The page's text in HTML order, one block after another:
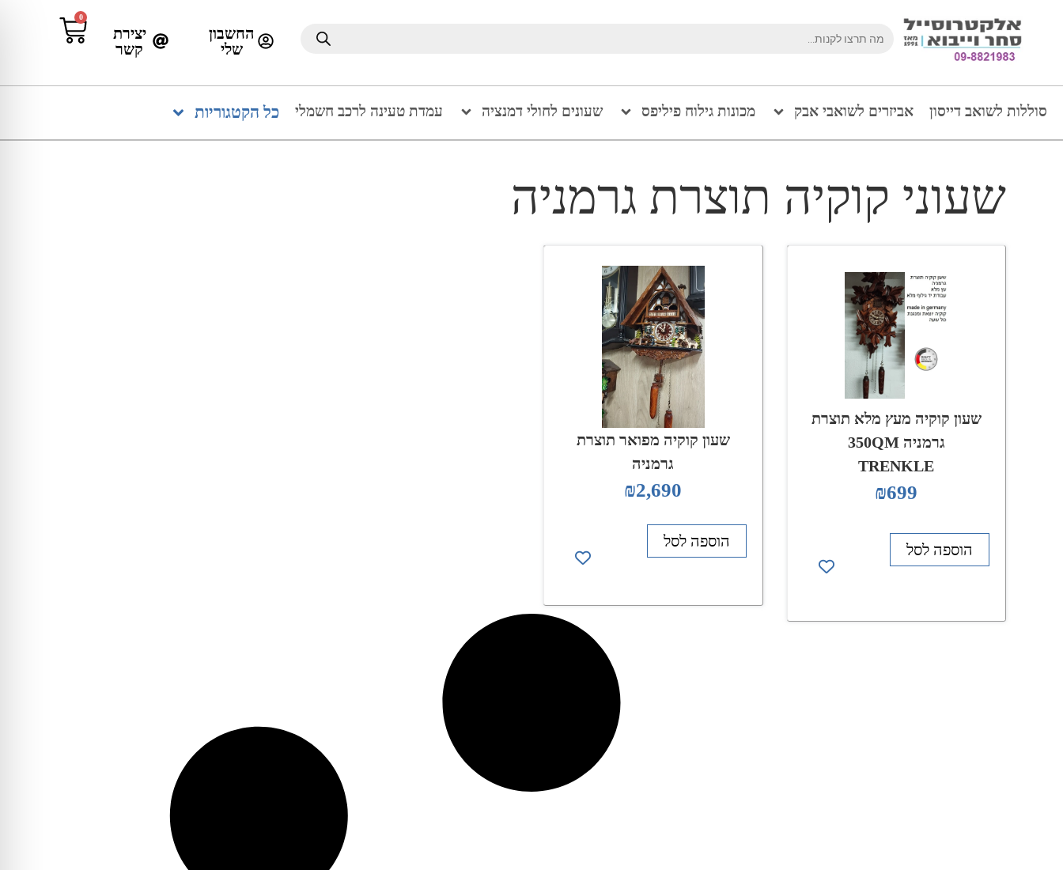
החשבון
שלי
יצירת
קשר
0
סוללות לשואב דייסון אביזרים לשואבי אבק מכונות גילוח פיליפס שעונים לחולי דמנציה עמדת טעינה לרכב חשמלי כל הקטגוריות
שעוני קוקיה תוצרת גרמניה
שעון קוקיה מעץ מלא תוצרת
גרמניה 350QM
TRENKLE
₪699
הוספה לסל
שעון קוקיה מפואר תוצרת
גרמניה
₪2,690
הוספה לסל